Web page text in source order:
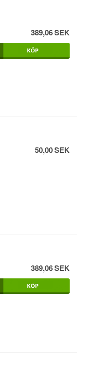
389,06SEK
50,00SEK
389,06SEK